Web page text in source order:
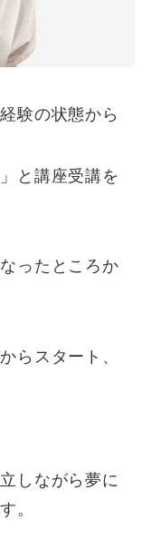
験の状態から
と講座受講を
ったところか
らスタート、
しながら夢に
。